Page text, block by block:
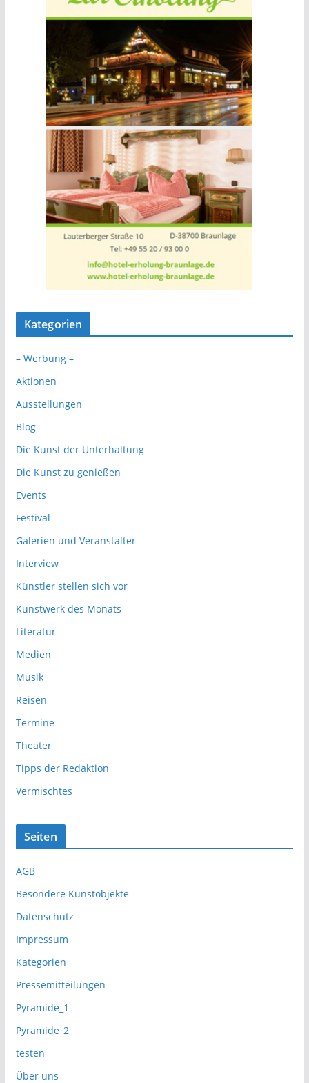
Kategorien
– Werbung –
Aktionen
Ausstellungen
Blog
Die Kunst der Unterhaltung
Die Kunst zu genießen
Events
Festival
Galerien und Veranstalter
Interview
Künstler stellen sich vor
Kunstwerk des Monats
Literatur
Medien
Musik
Reisen
Termine
Theater
Tipps der Redaktion
Vermischtes
Seiten
AGB
Besondere Kunstobjekte
Datenschutz
Impressum
Kategorien
Pressemitteilungen
Pyramide_1
Pyramide_2
testen
Über uns